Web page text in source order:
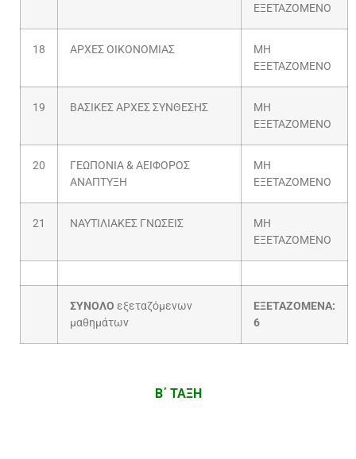
ΕΞΕΤΑΖΟΜΕΝΟ
18 ΑΡΧΕΣ ΟΙΚΟΝΟΜΙΑΣ
ΜΗ
ΕΞΕΤΑΖΟΜΕΝΟ
19 ΒΑΣΙΚΕΣ ΑΡΧΕΣ ΣΥΝΘΕΣΗΣ
ΜΗ
ΕΞΕΤΑΖΟΜΕΝΟ
20
ΓΕΩΠΟΝΙΑ & ΑΕΙΦΟΡΟΣ
ΑΝΑΠΤΥΞΗ
ΜΗ
ΕΞΕΤΑΖΟΜΕΝΟ
21 ΝΑΥΤΙΛΙΑΚΕΣ ΓΝΩΣΕΙΣ
ΜΗ
ΕΞΕΤΑΖΟΜΕΝΟ
ΣΥΝΟΛΟ εξεταζόμενων
μαθημάτων
ΕΞΕΤΑΖΟΜΕΝΑ:
6
Β΄ ΤΑΞΗ